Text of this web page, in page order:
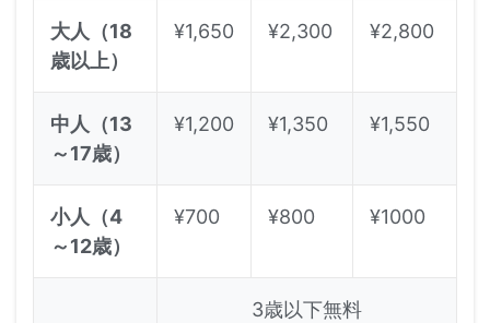
大人（18
歳以上）
¥1,650 ¥2,300 ¥2,800
中人（13
～17歳）
¥1,200 ¥1,350 ¥1,550
小人（4
～12歳）
¥700 ¥800 ¥1000
3歳以下無料